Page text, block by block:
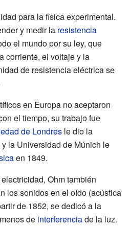
para la física experimental.
y medir la resistencia
el mundo por su ley, que
corriente, el voltaje y la
de resistencia eléctrica se
en Europa no aceptaron
el tiempo, su trabajo fue
de Londres le dio la
la Universidad de Múnich le
en 1849.
Ohm también
los sonidos en el oído (acústica
de 1852, se dedicó a la
de interferenciade la luz.